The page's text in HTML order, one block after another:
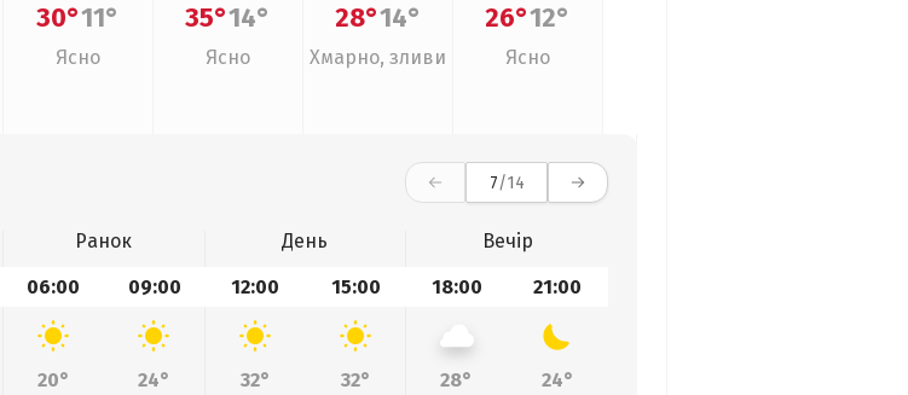
30°11°
Ясно
35°14°
Ясно
28°14°
Хмарно, зливи
26°12°
Ясно
7/14
Ранок День
Вечір
06:00 09:00 12:00 15:00 18:00 21:00
20° 24° 32° 32° 28°
24°